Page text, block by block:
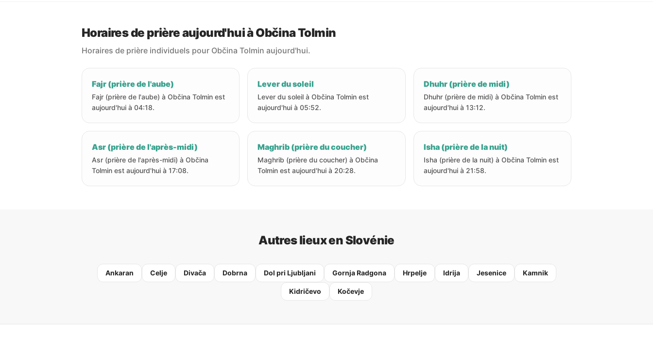
Horaires de prière aujourd'hui à Občina Tolmin
Horaires de prière individuels pour Občina Tolmin aujourd'hui.
Fajr (prière de l'aube)
Fajr (prière de l'aube) à Občina Tolmin est
aujourd'hui à 04:18.
Lever du soleil
Lever du soleil à Občina Tolmin est
aujourd'hui à 05:52.
Dhuhr (prière de midi)
Dhuhr (prière de midi) à Občina Tolmin est
aujourd'hui à 13:12.
Asr (prière de l'après-midi)
Asr (prière de l'après-midi) à Občina
Tolmin est aujourd'hui à 17:08.
Maghrib (prière du coucher)
Maghrib (prière du coucher) à Občina
Tolmin est aujourd'hui à 20:28.
Isha (prière de la nuit)
Isha (prière de la nuit) à Občina Tolmin est
aujourd'hui à 21:58.
Autres lieux en Slovénie
Ankaran Celje Divača Dobrna Dol pri Ljubljani Gornja Radgona Hrpelje Idrija Jesenice Kamnik
Kidričevo Kočevje